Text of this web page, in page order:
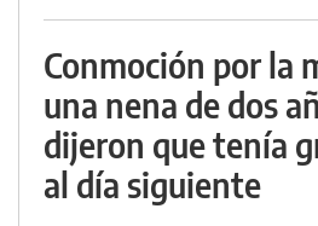
Conmoción por la
una nena de dos
dijeron que tenía
al día siguiente